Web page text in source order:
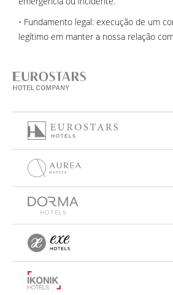
• Fundamento legal: execução de um
legítimo em manter a nossa relação